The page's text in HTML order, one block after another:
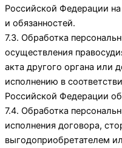
Российской Федерации
и обязанностей.
7.3. Обработка
осуществления
акта другого органа или
исполнению в
Российской Федерации
7.4. Обработка
исполнения договора,
выгодоприобретателем